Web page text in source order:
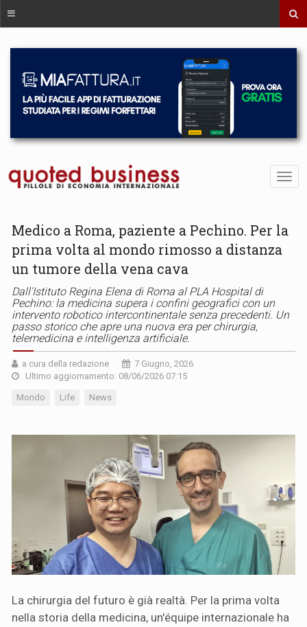
Medico a Roma, paziente a Pechino. Per la
prima volta al mondo rimosso a distanza
un tumore della vena cava
Dall'Istituto Regina Elena di Roma al PLA Hospital di
Pechino: la medicina supera i confini geografici con un
intervento robotico intercontinentale senza precedenti. Un
passo storico che apre una nuova era per chirurgia,
telemedicina e intelligenza artificiale.
a cura della redazione
7 Giugno, 2026
Ultimo aggiornamento: 08/06/2026 07:15
Mondo Life News
La chirurgia del futuro è già realtà. Per la prima volta
nella storia della medicina, un'équipe internazionale ha